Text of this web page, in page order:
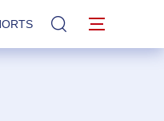
站內搜索